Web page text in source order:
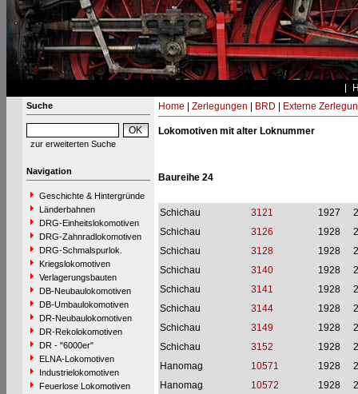
Suche
zur erweiterten Suche
Navigation
Geschichte & Hintergründe
Länderbahnen
DRG-Einheitslokomotiven
DRG-Zahnradlokomotiven
DRG-Schmalspurlok.
Kriegslokomotiven
Verlagerungsbauten
DB-Neubaulokomotiven
DB-Umbaulokomotiven
DR-Neubaulokomotiven
DR-Rekolokomotiven
DR - "6000er"
ELNA-Lokomotiven
Industrielokomotiven
Feuerlose Lokomotiven
Home Zerlegungen BRD Externe
Lokomotiven mit alter Loknummer
Baureihe 24
Schichau 3121 1927
Schichau
3126 1928
Schichau
3128 1928
Schichau
3140 1928
Schichau
3141 1928
Schichau
3144 1928
Schichau
3149 1928
Schichau
3152 1928
Hanomag
10571 1928
Hanomag
10572 1928